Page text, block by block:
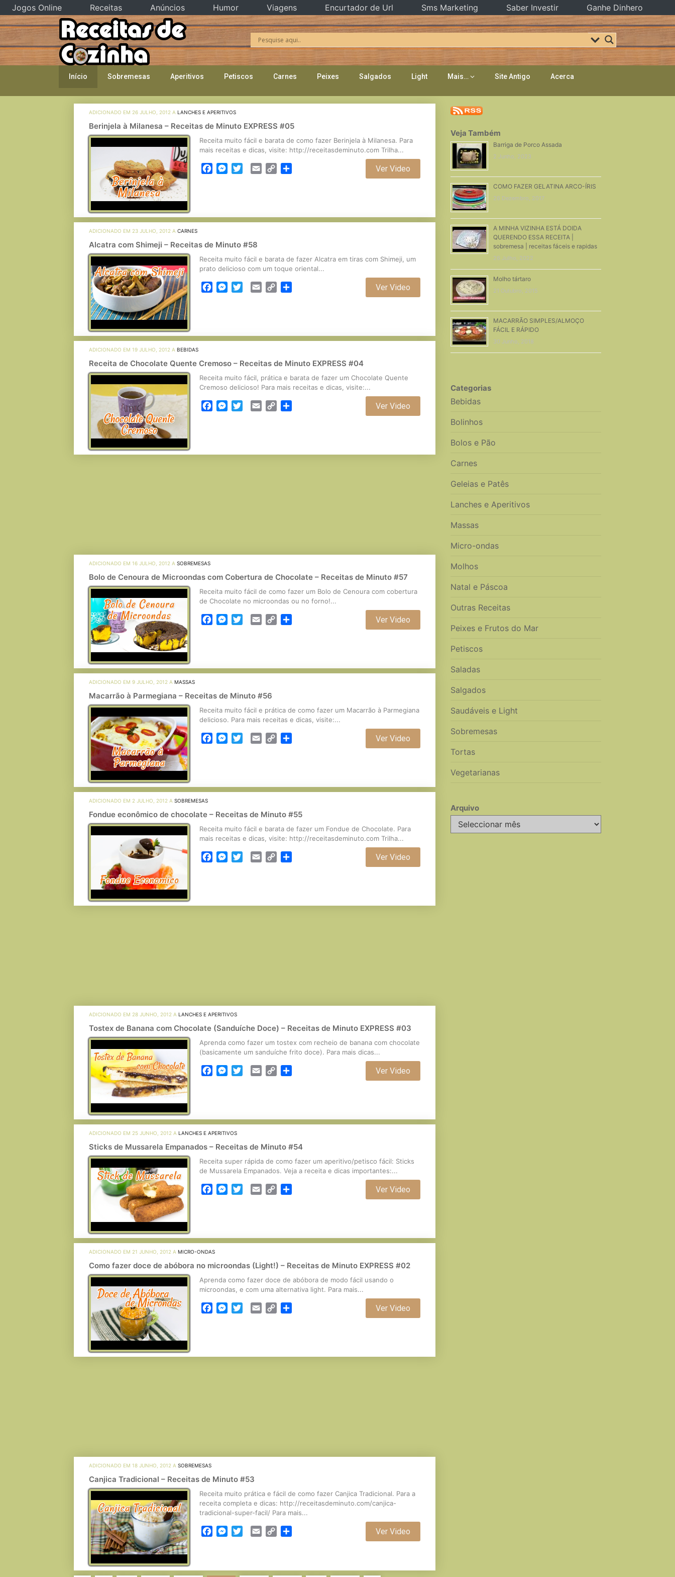
Skip
to
content
Início Sobremesas Aperitivos Petiscos Carnes Peixes Salgados Light Mais… Site Antigo Acerca
ADICIONADO EM 26 JULHO, 2012 A LANCHES E APERITIVOS
Berinjela à Milanesa – Receitas de Minuto EXPRESS #05
Receita muito fácil e barata de como fazer Berinjela à Milanesa. Para
mais receitas e dicas, visite: http://receitasdeminuto.com Trilha...
Ver Video
FacebookMessenger
TwitterEmail Copy
ADICIONADO EM 23 JULHO, 2012 A CARNES
Alcatra com Shimeji – Receitas de Minuto #58
Receita muito fácil e barata de fazer Alcatra em tiras com Shimeji, um
prato delicioso com um toque oriental...
Ver Video
FacebookMessenger
TwitterEmail Copy
ADICIONADO EM 19 JULHO, 2012 A BEBIDAS
Receita de Chocolate Quente Cremoso – Receitas de Minuto EXPRESS #04
Receita muito fácil, prática e barata de fazer um Chocolate Quente
Cremoso delicioso! Para mais receitas e dicas, visite:...
Ver Video
FacebookMessenger
TwitterEmail Copy
ADICIONADO EM 16 JULHO, 2012 A SOBREMESAS
Bolo de Cenoura de Microondas com Cobertura de Chocolate – Receitas de Minuto #57
Receita muito fácil de como fazer um Bolo de Cenoura com cobertura
de Chocolate no microondas ou no forno!...
Ver Video
FacebookMessenger
TwitterEmail Copy
ADICIONADO EM 9 JULHO, 2012 A MASSAS
Macarrão à Parmegiana – Receitas de Minuto #56
Receita muito fácil e prática de como fazer um Macarrão à Parmegiana
delicioso. Para mais receitas e dicas, visite:...
Ver Video
FacebookMessenger
TwitterEmail Copy
ADICIONADO EM 2 JULHO, 2012 A SOBREMESAS
Fondue econômico de chocolate – Receitas de Minuto #55
Receita muito fácil e barata de fazer um Fondue de Chocolate. Para
mais receitas e dicas, visite: http://receitasdeminuto.com Trilha...
Ver Video
FacebookMessenger
TwitterEmail Copy
ADICIONADO EM 28 JUNHO, 2012 A LANCHES E APERITIVOS
Tostex de Banana com Chocolate (Sanduíche Doce) – Receitas de Minuto EXPRESS #03
Aprenda como fazer um tostex com recheio de banana com chocolate
(basicamente um sanduíche frito doce). Para mais dicas...
Ver Video
FacebookMessenger
TwitterEmail Copy
ADICIONADO EM 25 JUNHO, 2012 A LANCHES E APERITIVOS
Sticks de Mussarela Empanados – Receitas de Minuto #54
Receita super rápida de como fazer um aperitivo/petisco fácil: Sticks
de Mussarela Empanados. Veja a receita e dicas importantes:...
Ver Video
FacebookMessenger
TwitterEmail Copy
ADICIONADO EM 21 JUNHO, 2012 A MICRO-ONDAS
Como fazer doce de abóbora no microondas (Light!) – Receitas de Minuto EXPRESS #02
Aprenda como fazer doce de abóbora de modo fácil usando o
microondas, e com uma alternativa light. Para mais...
Ver Video
FacebookMessenger
TwitterEmail Copy
ADICIONADO EM 18 JUNHO, 2012 A SOBREMESAS
Canjica Tradicional – Receitas de Minuto #53
Receita muito prática e fácil de como fazer Canjica Tradicional. Para a
receita completa e dicas: http://receitasdeminuto.com/canjica-
tradicional-super-facil/ Para mais...
Ver Video
FacebookMessenger
TwitterEmail Copy
Veja Também
Barriga de Porco Assada
2 Junho, 2023
COMO FAZER GELATINA ARCO-ÍRIS
26 Dezembro, 2017
A MINHA VIZINHA ESTÁ DOIDA
QUERENDO ESSA RECEITA |
sobremesa | receitas fáceis e rapidas
26 Julho, 2022
Molho tártaro
21 Outubro, 2015
MACARRÃO SIMPLES/ALMOÇO
FÁCIL E RÁPIDO
30 Junho, 2018
Categorias
Bebidas
Bolinhos
Bolos e Pão
Carnes
Geleias e Patês
Lanches e Aperitivos
Massas
Micro-ondas
Molhos
Natal e Páscoa
Outras Receitas
Peixes e Frutos do Mar
Petiscos
Saladas
Salgados
Saudáveis e Light
Sobremesas
Tortas
Vegetarianas
Arquivo
Arquivo
Jogos Online Receitas Anúncios Humor Viagens Encurtador de Url Sms Marketing Saber Investir Ganhe Dinhero